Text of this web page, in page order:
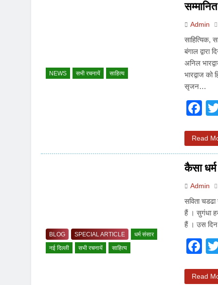
NEWS सभी रचनायें साहित्य
सम्मानित
Admin
साहित्यिक,
बंगाल
अनिल
भारद्वाज को
सृजन…
Read
BLOG SPECIAL ARTICLE
धर्म संसार
नई दिल्ली
सभी रचनायें साहित्य
कैसा
Admin
सविता
हैं । सुगंधा
हैं । उस
Read